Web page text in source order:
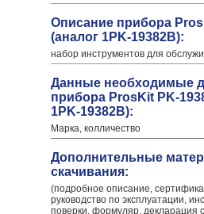
Описание прибора
(аналог 1PK-19382B):
набор инструментов для
Данные необходимые
прибора ProsKit PK-
1PK-19382B):
Марка, колличество
Дополнительные
скачивания:
(подробное описание,
руководство по эксплуатации,
поверки, формуляр, декларация